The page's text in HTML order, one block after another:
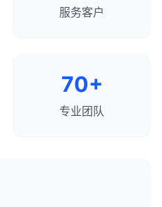
服务客户
70+
专业团队